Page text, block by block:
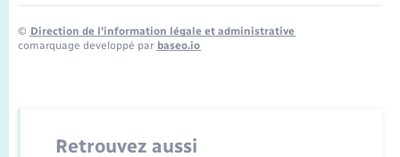
© Direction de l’information légale et administrative
comarquage developpé par baseo.io
Retrouvez aussi